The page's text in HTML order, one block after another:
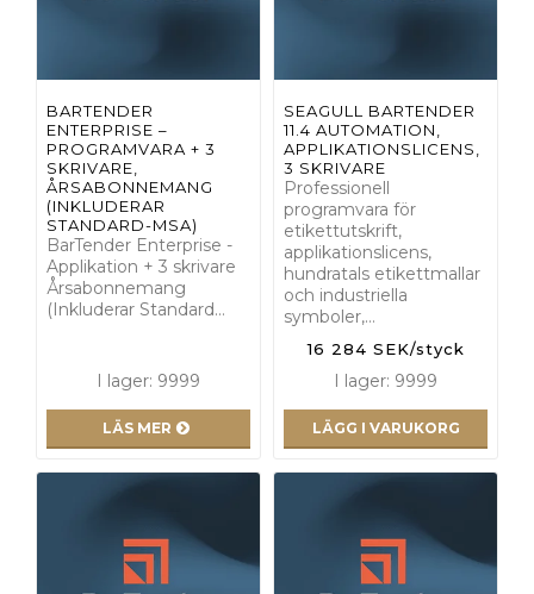
BARTENDER
ENTERPRISE –
PROGRAMVARA + 3
SKRIVARE,
ÅRSABONNEMANG
(INKLUDERAR
STANDARD-MSA)
BarTender Enterprise -
Applikation + 3 skrivare
Årsabonnemang
(Inkluderar Standard…
I lager: 9999
LÄS MER
SEAGULL BARTENDER
11.4 AUTOMATION,
APPLIKATIONSLICENS,
3 SKRIVARE
Professionell
programvara för
etikettutskrift,
applikationslicens,
hundratals etikettmallar
och industriella
symboler,…
16 284 SEK/styck
I lager: 9999
LÄGG I VARUKORG